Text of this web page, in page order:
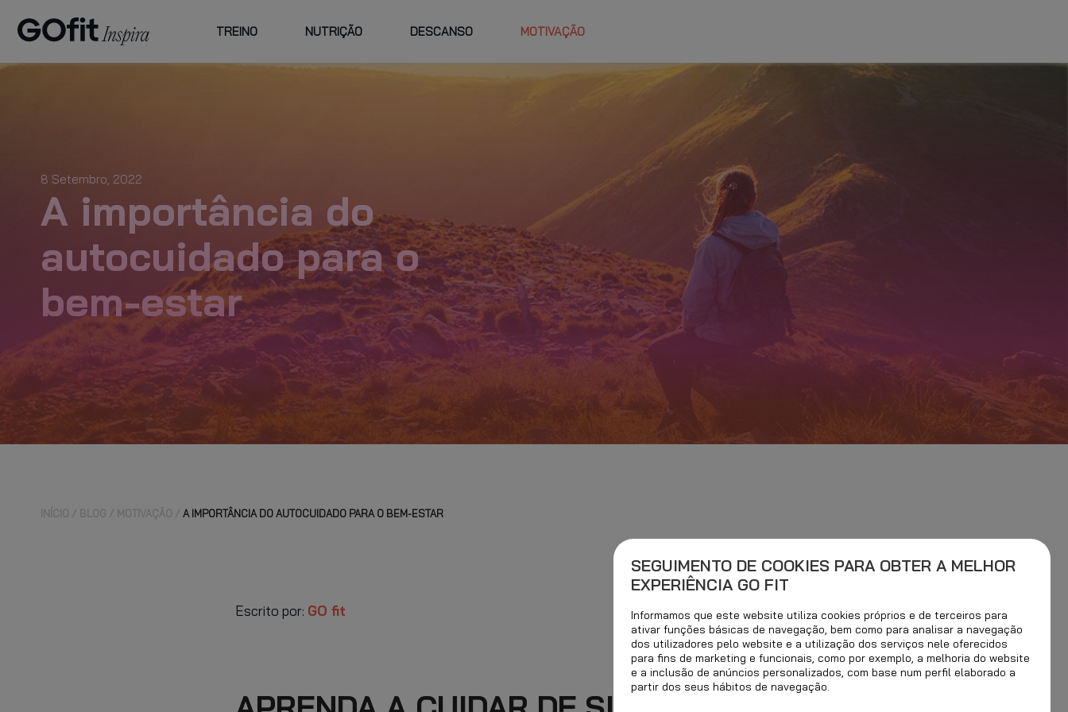
TREINO NUTRIÇÃO DESCANSO MOTIVAÇÃO
CENTROS E
ATIVIDADES E
FAQ
TRABALHE
NO GO FIT
LIVRO DE
RECLAMAÇAO
POLÍTICAS
EM LINHA
CONDIÇÕES
planos de
acompanhamento
VER MAIS
PLANO PERSONAL TRAINER
8 Setembro, 2022
A importância do
autocuidado para o
bem-estar
INÍCIO BLOG MOTIVAÇÃO A IMPORTÂNCIA DO AUTOCUIDADO PARA O BEM-ESTAR
Escrito por: GO fit
SEGUIMENTO DE COOKIES PARA OBTER A MELHOR
EXPERIÊNCIA GO FIT
Informamos que este website utiliza cookies próprios e de terceiros para
ativar funções básicas de navegação, bem como para analisar a navegação
dos utilizadores pelo website e a utilização dos serviços nele oferecidos
para fins de marketing e funcionais, como por exemplo, a melhoria do website
e a inclusão de anúncios personalizados, com base num perfil elaborado a
partir dos seus hábitos de navegação.